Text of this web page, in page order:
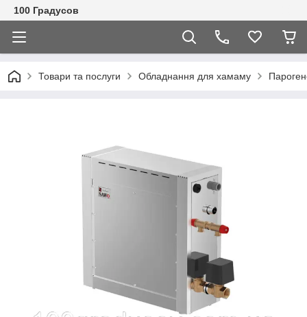
100 Градусов
Товари та послуги Обладнання для хамаму